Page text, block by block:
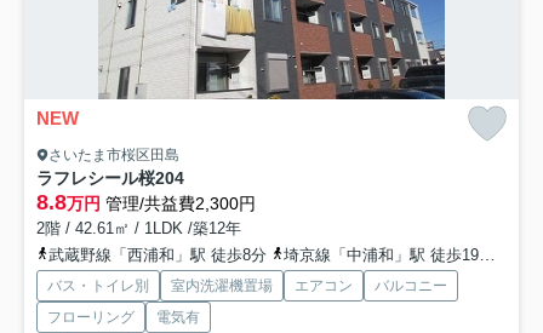
NEW
さいたま市桜区田島
ラフレシール桜204
8.8万円 管理/共益費2,300円
2階 / 42.61㎡ / 1LDK /築12年
武蔵野線「西浦和」駅 徒歩8分
埼京線「中浦和」駅 徒歩19分
バス・トイレ別 室内洗濯機置場 エアコン
バルコニー
フローリング
電気有